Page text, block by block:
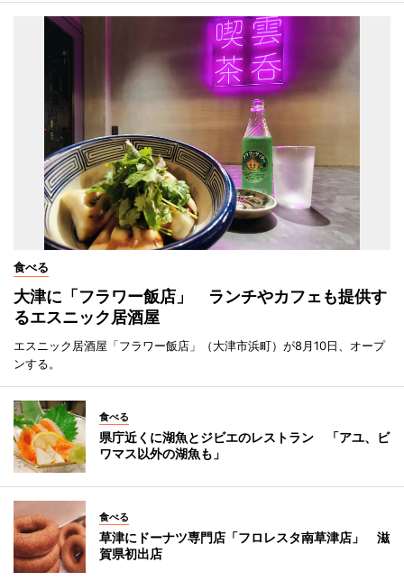
食べる
大津に「フラワー飯店」 ランチやカフェも提供す
るエスニック居酒屋
エスニック居酒屋「フラワー飯店」（大津市浜町）が8月10日、オープ
ンする。
食べる
県庁近くに湖魚とジビエのレストラン 「アユ、ビ
ワマス以外の湖魚も」
食べる
草津にドーナツ専門店「フロレスタ南草津店」 滋
賀県初出店